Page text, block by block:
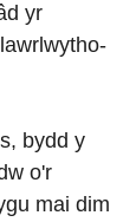
yr
bydd y
o'r
mai dim